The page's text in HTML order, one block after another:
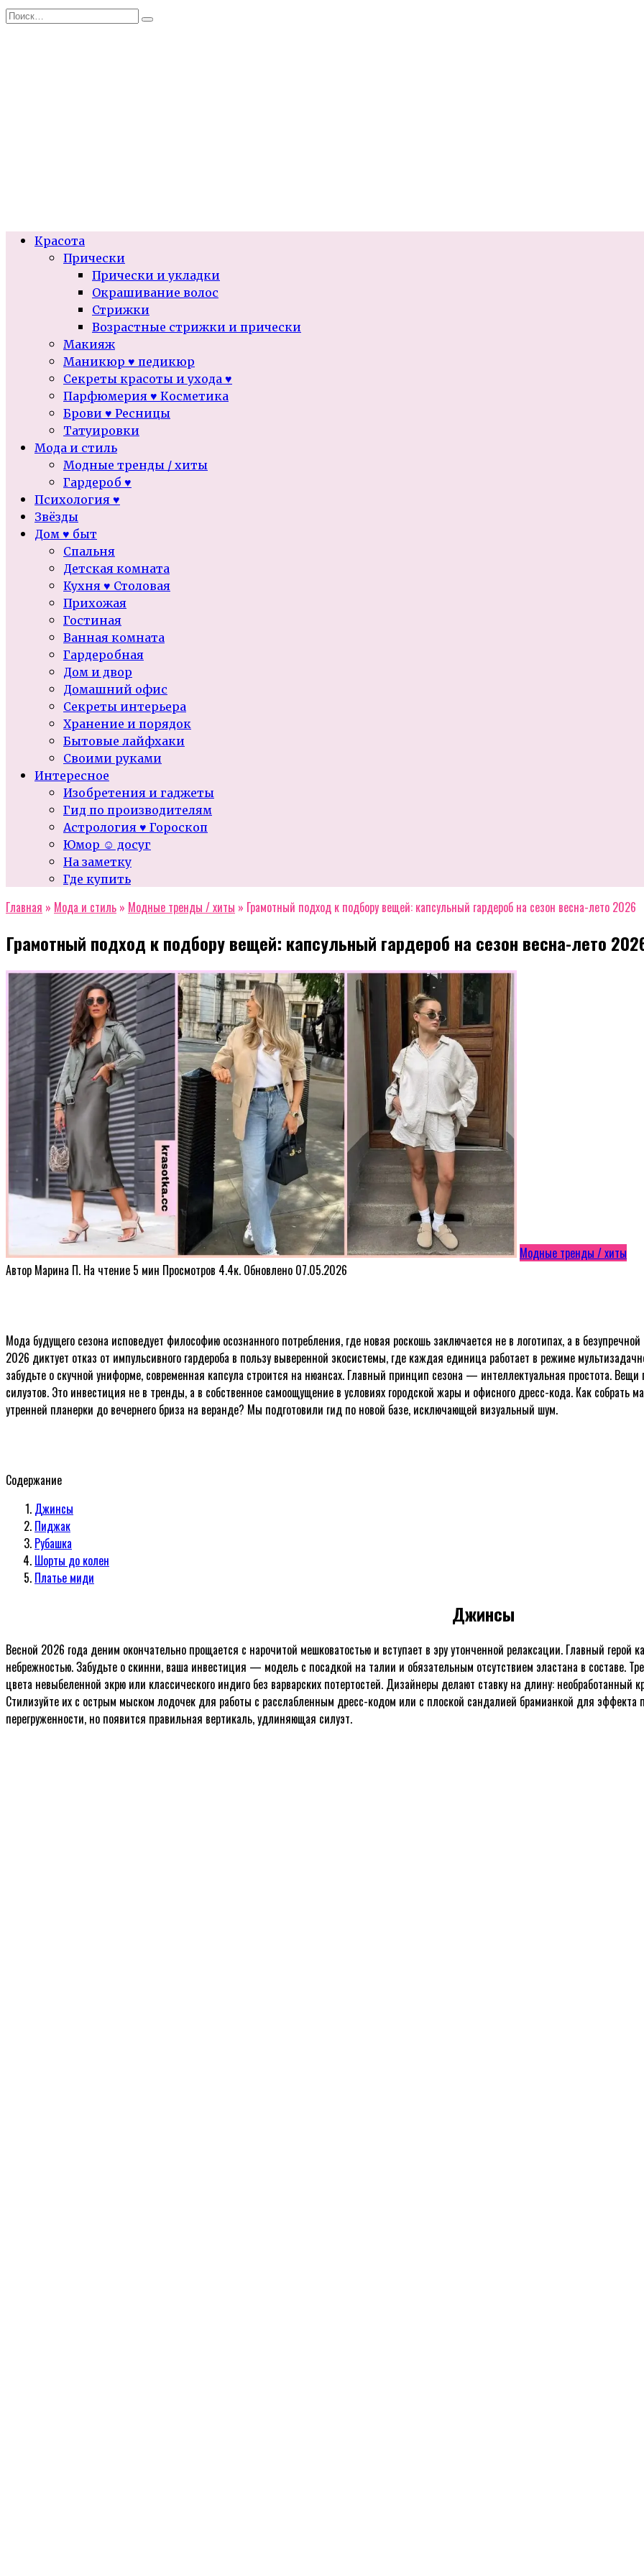
Перейти
Search
Красота
Прически
Прически и укладки
Окрашивание волос
Стрижки
Возрастные стрижки и прически
Макияж
Маникюр ♥ педикюр
Секреты красоты и ухода ♥
Парфюмерия ♥ Косметика
Брови ♥ Ресницы
Татуировки
Мода и стиль
Модные тренды / хиты
Гардероб ♥
Психология ♥
Звёзды
Дом ♥ быт
Спальня
Детская комната
Кухня ♥ Столовая
Прихожая
Гостиная
Ванная комната
Гардеробная
Дом и двор
Домашний офис
Секреты интерьера
Хранение и порядок
Бытовые лайфхаки
Своими руками
Интересное
Изобретения и гаджеты
Гид по производителям
Астрология ♥ Гороскоп
Юмор ☺ досуг
На заметку
Где купить
Главная » Мода и стиль » Модные тренды / хиты » Грамотный подход к подбору вещей: капсульный гардероб на сезон весна-лето 2026
Грамотный подход к подбору вещей: капсульный гардероб на сезон весна-лето
Модные тренды / хиты
Автор Марина П. На чтение 5 мин Просмотров 4.4к. Обновлено 07.05.2026
Мода будущего сезона исповедует философию осознанного потребления, где новая роскошь заключается не в логотипах, а в
2026 диктует отказ от импульсивного гардероба в пользу выверенной экосистемы, где каждая единица работает в режиме
забудьте о скучной униформе, современная капсула строится на нюансах. Главный принцип сезона — интеллектуальная простота.
силуэтов. Это инвестиция не в тренды, а в собственное самоощущение в условиях городской жары и офисного дресс-кода. Как собрать
утренней планерки до вечернего бриза на веранде? Мы подготовили гид по новой базе, исключающей визуальный шум.
Содержание
Джинсы
Пиджак
Рубашка
Шорты до колен
Платье миди
Джинсы
Весной 2026 года деним окончательно прощается с нарочитой мешковатостью и вступает в эру утонченной релаксации. Главный
небрежностью. Забудьте о скинни, ваша инвестиция — модель с посадкой на талии и обязательным отсутствием эластана в составе.
цвета невыбеленной экрю или классического индиго без варварских потертостей. Дизайнеры делают ставку на длину: необработанный
Стилизуйте их с острым мыском лодочек для работы с расслабленным дресс-кодом или с плоской сандалией брамианкой для эффекта
перегруженности, но появится правильная вертикаль, удлиняющая силуэт.